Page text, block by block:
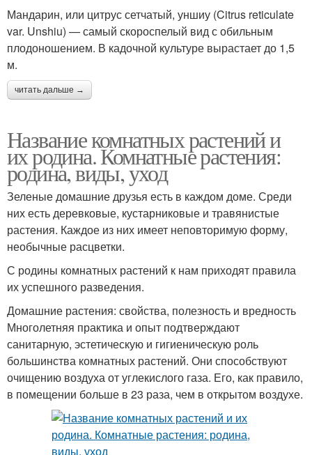
Мандарин, или цитрус сетчатый, уншиу (Citrus reticulate
var. Unshiu) — самый скороспелый вид с обильным
плодоношением. В кадочной культуре вырастает до 1,5
м.
читать дальше →
Название комнатных растений и
их родина. Комнатные растения:
родина, виды, уход
Зеленые домашние друзья есть в каждом доме. Среди
них есть деревковые, кустарниковые и травянистые
растения. Каждое из них имеет неповторимую форму,
необычные расцветки.
С родины комнатных растений к нам приходят правила
их успешного разведения.
Домашние растения: свойства, полезность и вредность
Многолетняя практика и опыт подтверждают
санитарную, эстетическую и гигиеническую роль
большинства комнатных растений. Они способствуют
очищению воздуха от углекислого газа. Его, как правило,
в помещении больше в 23 раза, чем в открытом воздухе.